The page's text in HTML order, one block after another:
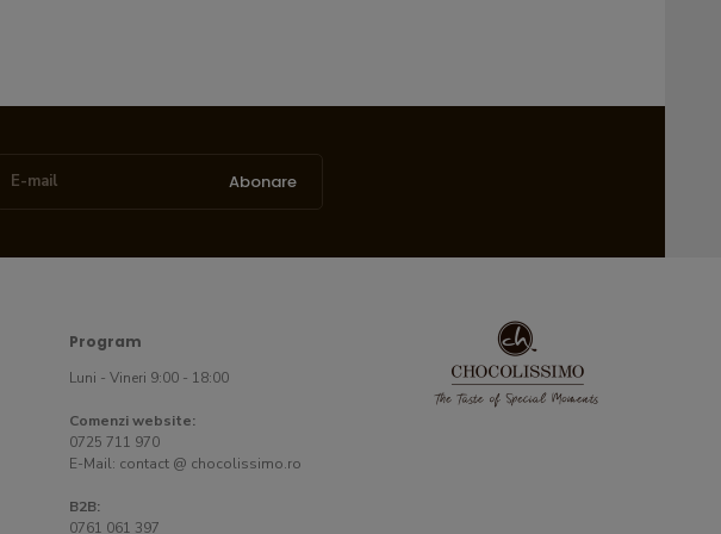
Abonare
Program
Luni - Vineri 9:00 - 18:00
Comenzi website:
0725 711 970
E-Mail: contact @ chocolissimo.ro
B2B:
0761 061 397